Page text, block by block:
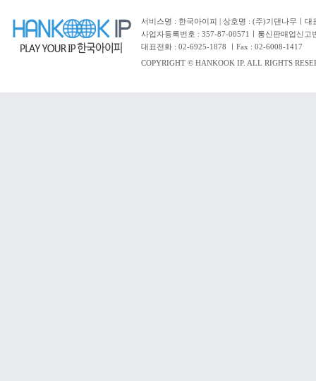
서비스명 : 한국아이피 | 상호명 : (주)기댄나무ㅣ
사업자등록번호 : 357-87-00571ㅣ통신판매업신고
대표전화 : 02-6925-1878 ㅣFax : 02-6008-1417
COPYRIGHT © HANKOOK IP. ALL RIGHTS